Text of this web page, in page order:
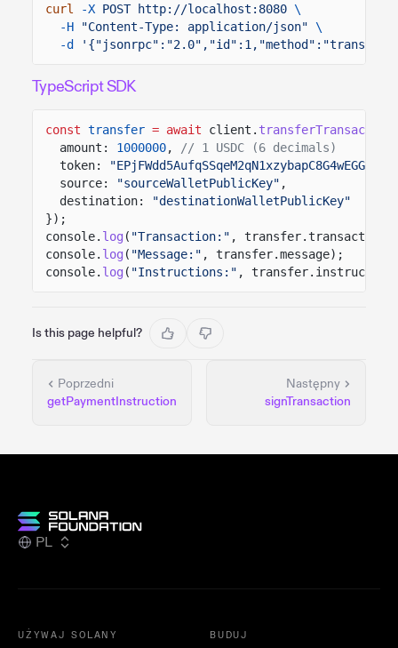
curl -X POST http://localhost:8080 \
-H
"Content-Type: application/json" \
-d
TypeScript SDK
const transfer = await client. transferTransaction
amount:
1000000,
// 1 USDC (6 decimals)
token:
source:
"sourceWalletPublicKey" ,
destination:
"destinationWalletPublicKey"
});
console. log ( "Transaction:" ,
console. log ( "Message:" , transfer.message);
console. log ( "Instructions:" ,
Is this page helpful?
Poprzedni
getPaymentInstruction
Następny
signTransaction
PL
UŻYWAJ SOLANY BUDUJ